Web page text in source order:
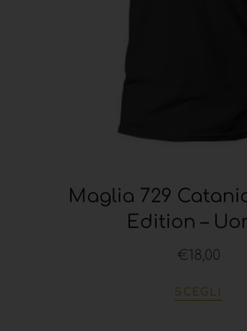
Maglia 729
Edition –
€18,00
SCEGLI